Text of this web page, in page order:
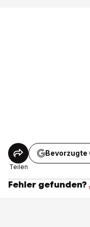
Teilen
Bevorzugte
Fehler gefunden?